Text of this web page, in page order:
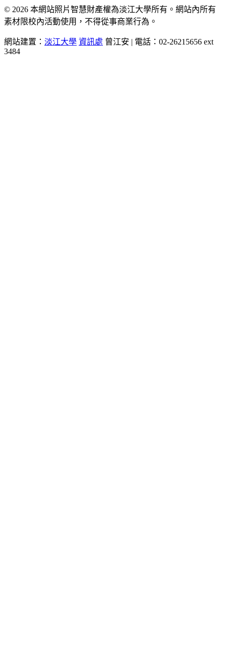
© 2026 本網站照片智慧財產權為淡江大學所有。網站內所有
素材限校內活動使用，不得從事商業行為。
網站建置： 淡江大學 資訊處 曾江安 | 電話：02-26215656 ext
3484